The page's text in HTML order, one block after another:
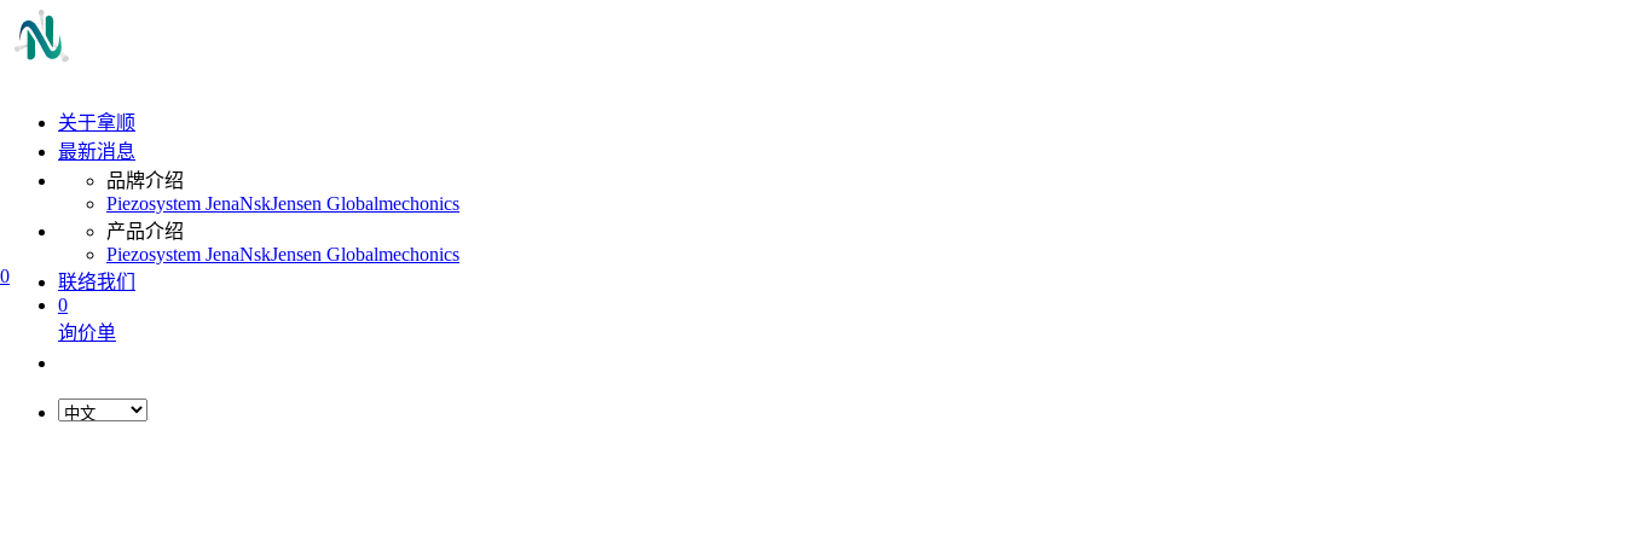
0
关于拿顺
最新消息
品牌介绍
Piezosystem JenaNskJensen Globalmechonics
产品介绍
Piezosystem JenaNskJensen Globalmechonics
联络我们
0
询价单